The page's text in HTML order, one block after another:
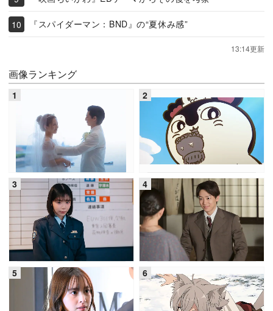
『スパイダーマン：BND』の“夏休み感”
13:14更新
画像ランキング